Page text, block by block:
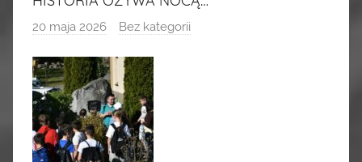
20 maja 2026 Bez kategorii